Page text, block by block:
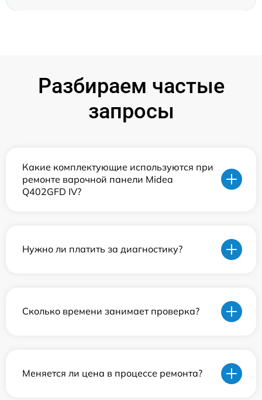
Разбираем частые
запросы
Какие комплектующие используются при
ремонте варочной панели Midea
Q402GFD IV?
Нужно ли платить за диагностику?
Сколько времени занимает проверка?
Меняется ли цена в процессе ремонта?